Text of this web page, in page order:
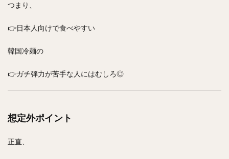
つまり、
👉日本人向けで食べやすい
韓国冷麺の
👉ガチ弾力が苦手な人にはむしろ◎
想定外ポイント
正直、